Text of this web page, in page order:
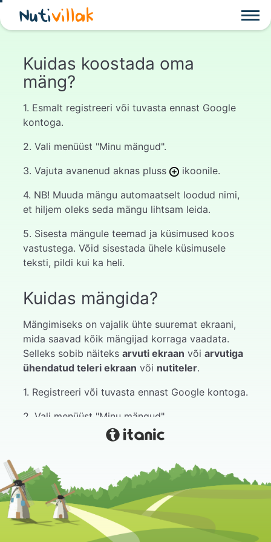
Nutivillak
Kuidas koostada oma
mäng?
1. Esmalt registreeri või tuvasta ennast Google
kontoga.
2. Vali menüüst "Minu mängud".
3. Vajuta avanenud aknas pluss
ikoonile.
4. NB! Muuda mängu automaatselt loodud nimi,
et hiljem oleks seda mängu lihtsam leida.
5. Sisesta mängule teemad ja küsimused koos
vastustega. Võid sisestada ühele küsimusele
teksti, pildi kui ka heli.
Kuidas mängida?
Mängimiseks on vajalik ühte suuremat ekraani,
mida saavad kõik mängijad korraga vaadata.
Selleks sobib näiteks arvuti ekraan või arvutiga
ühendatud teleri ekraan või nutiteler.
1. Registreeri või tuvasta ennast Google kontoga.
2. Vali menüüst "Minu mängud".
3. Vali meelepärane mäng.
4. Vajuta alusta.
5. Oota kuni mängijad liituvad mänguga.
Mänguga liitumise juhendi leiad mängust kui
hiirega hoverdada paremal ülaservas paikneval
mängu koodil. Seal on kirjas järgmine info: